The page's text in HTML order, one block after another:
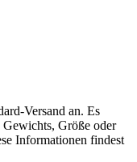
Versand an. Es
Größe oder
Informationen findest